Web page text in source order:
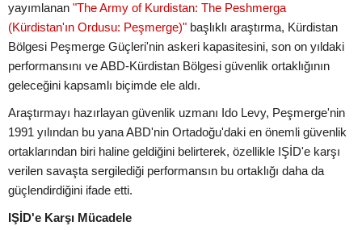
yayımlanan "The Army of Kurdistan: The Peshmerga
(Kürdistan'ın Ordusu: Peşmerge)" başlıklı araştırma, Kürdistan
Bölgesi Peşmerge Güçleri'nin askeri kapasitesini, son on yıldaki
performansını ve ABD-Kürdistan Bölgesi güvenlik ortaklığının
geleceğini kapsamlı biçimde ele aldı.
Araştırmayı hazırlayan güvenlik uzmanı Ido Levy, Peşmerge'nin
1991 yılından bu yana ABD'nin Ortadoğu'daki en önemli güvenlik
ortaklarından biri haline geldiğini belirterek, özellikle IŞİD'e karşı
verilen savaşta sergilediği performansın bu ortaklığı daha da
güçlendirdiğini ifade etti.
IŞİD'e Karşı Mücadele